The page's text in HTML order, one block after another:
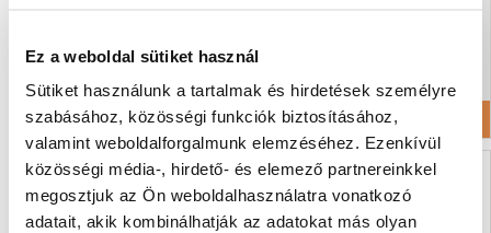
Ez a weboldal sütiket használ
Sütiket használunk a tartalmak és hirdetések személyre
szabásához, közösségi funkciók biztosításához,
valamint weboldalforgalmunk elemzéséhez. Ezenkívül
közösségi média-, hirdető- és elemező partnereinkkel
megosztjuk az Ön weboldalhasználatra vonatkozó
adatait, akik kombinálhatják az adatokat más olyan
6772Ft
KOSÁRBA
(8240.00 Ft / kg)
KOSÁRBA